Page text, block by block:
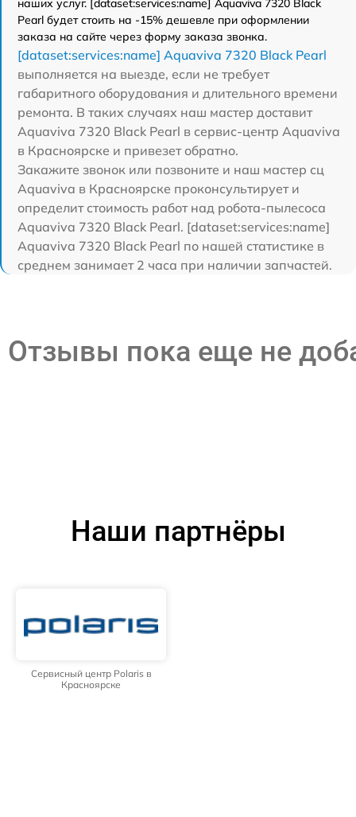
наших услуг. [dataset:services:name] Aquaviva 7320 Black
Pearl будет стоить на -15% дешевле при оформлении
заказа на сайте через форму заказа звонка.
[dataset:services:name] Aquaviva 7320 Black Pearl
выполняется на выезде, если не требует
габаритного оборудования и длительного времени
ремонта. В таких случаях наш мастер доставит
Aquaviva 7320 Black Pearl в сервис-центр Aquaviva
в Красноярске и привезет обратно.
Закажите звонок или позвоните и наш мастер сц
Aquaviva в Красноярске проконсультирует и
определит стоимость работ над робота-пылесоса
Aquaviva 7320 Black Pearl. [dataset:services:name]
Aquaviva 7320 Black Pearl по нашей статистике в
среднем занимает 2 часа при наличии запчастей.
Отзывы пока еще не
Наши партнёры
Сервисный центр Polaris в
Красноярске